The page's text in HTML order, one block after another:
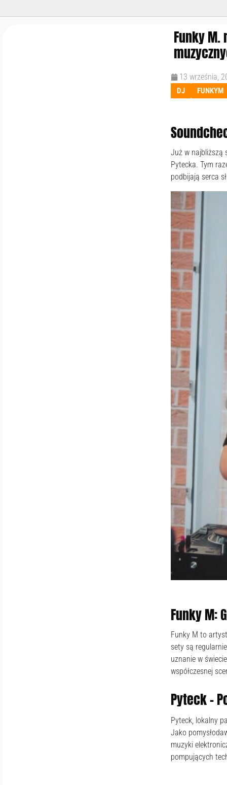
Funky M.
13 września,
DJ FUNKYM
Już w najbliższą
Pytecka. Tym
podbijają serca
Funky M:
Funky M to
sety są
uznanie w
współczesnej
Pyteck –
Pyteck, lokalny
Jako
muzyki
pompujących